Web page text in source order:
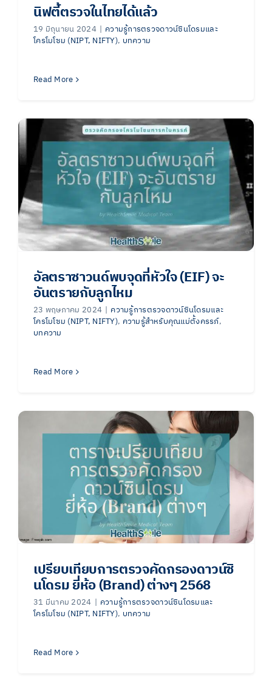
นิฟตี้ตรวจในไทยได้แล้ว
19 มิถุนายน 2024 | ความรู้การตรวจดาวน์ซินโดรมและ
โครโมโซม (NIPT, NIFTY), บทความ
Read More
อัลตราซาวนด์พบจุดที่หัวใจ (EIF) จะ
อันตรายกับลูกไหม
23 พฤษภาคม 2024 | ความรู้การตรวจดาวน์ซินโดรมและ
โครโมโซม (NIPT, NIFTY), ความรู้สำหรับคุณแม่ตั้งครรภ์,
บทความ
Read More
เปรียบเทียบการตรวจคัดกรองดาวน์ซิ
นโดรม ยี่ห้อ (Brand) ต่างๆ 2568
31 มีนาคม 2024 | ความรู้การตรวจดาวน์ซินโดรมและ
โครโมโซม (NIPT, NIFTY), บทความ
Read More